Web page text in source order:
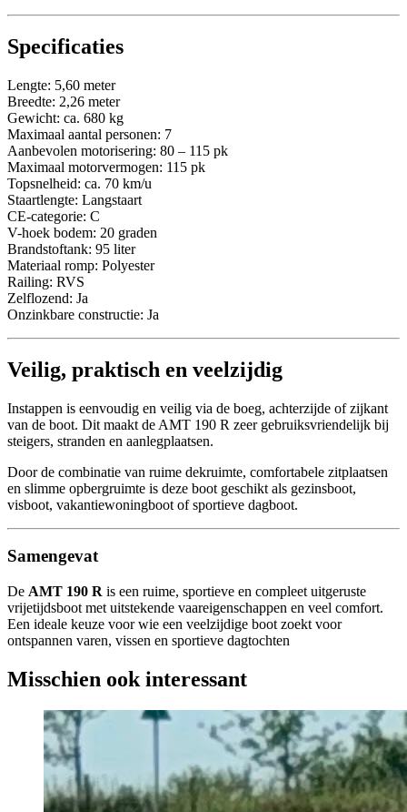
Specificaties
Lengte: 5,60 meter
Breedte: 2,26 meter
Gewicht: ca. 680 kg
Maximaal aantal personen: 7
Aanbevolen motorisering: 80 – 115 pk
Maximaal motorvermogen: 115 pk
Topsnelheid: ca. 70 km/u
Staartlengte: Langstaart
CE-categorie: C
V-hoek bodem: 20 graden
Brandstoftank: 95 liter
Materiaal romp: Polyester
Railing: RVS
Zelflozend: Ja
Onzinkbare constructie: Ja
Veilig, praktisch en veelzijdig
Instappen is eenvoudig en veilig via de boeg, achterzijde of zijkant
van de boot. Dit maakt de AMT 190 R zeer gebruiksvriendelijk bij
steigers, stranden en aanlegplaatsen.
Door de combinatie van ruime dekruimte, comfortabele zitplaatsen
en slimme opbergruimte is deze boot geschikt als gezinsboot,
visboot, vakantiewoningboot of sportieve dagboot.
Samengevat
De AMT 190 R is een ruime, sportieve en compleet uitgeruste
vrijetijdsboot met uitstekende vaareigenschappen en veel comfort.
Een ideale keuze voor wie een veelzijdige boot zoekt voor
ontspannen varen, vissen en sportieve dagtochten
Misschien ook interessant